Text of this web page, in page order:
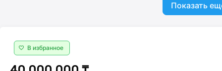
Показать
В избранное